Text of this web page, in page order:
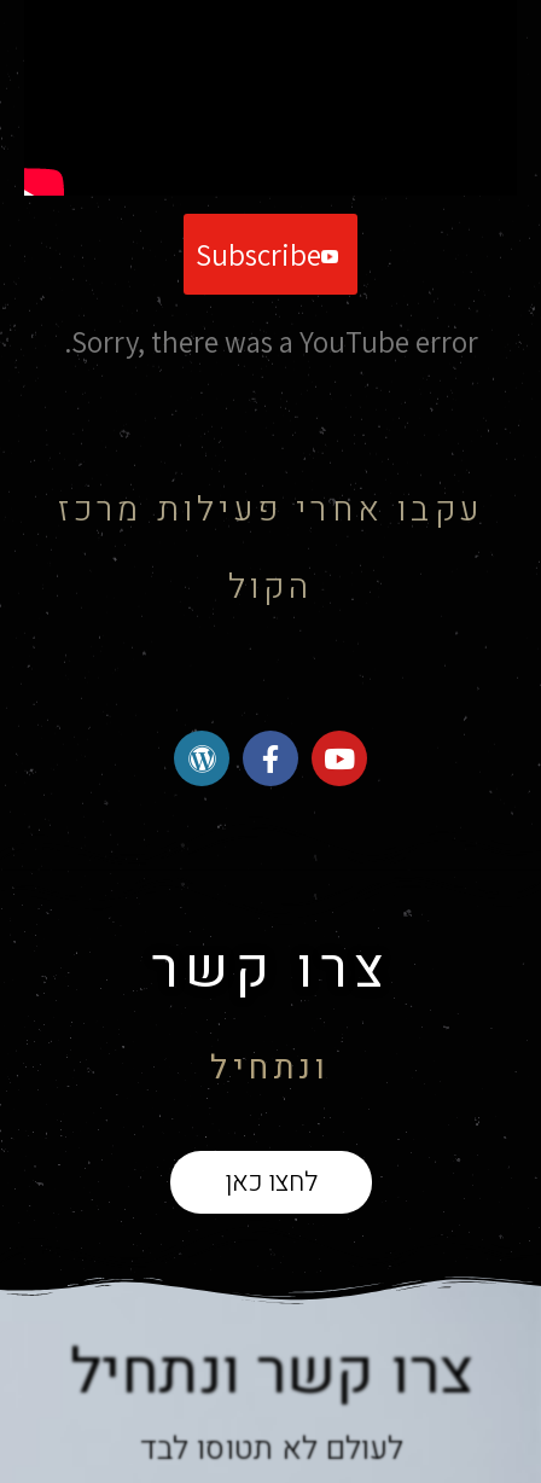
Subscribe
Sorry, there was a YouTube error.
עקבו אחרי פעילות מרכז
הקול
צרו קשר
ונתחיל
לחצו כאן
צרו קשר ונתחיל
לעולם לא תטוסו לבד
אנו שומרים על פרטיותכם. לעולם לא נעביר את המידע לצד שלישי.